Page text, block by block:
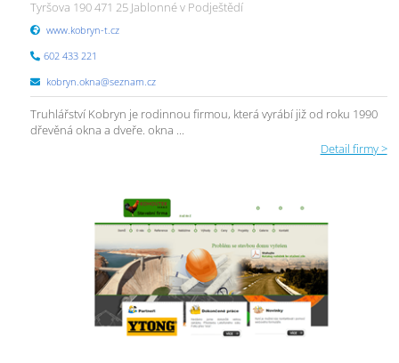
Tyršova 190 471 25 Jablonné v Podještědí
www.kobryn-t.cz
602 433 221
kobryn.okna@seznam.cz
Truhlářství Kobryn je rodinnou firmou, která vyrábí již od roku 1990
dřevěná okna a dveře. okna ...
Detail firmy >